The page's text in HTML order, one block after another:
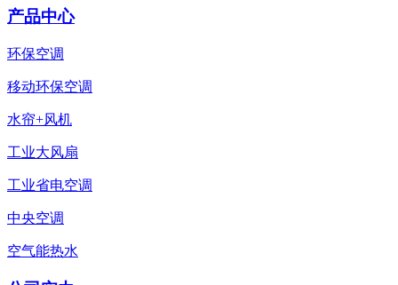
产品中心
环保空调
移动环保空调
水帘+风机
工业大风扇
工业省电空调
中央空调
空气能热水